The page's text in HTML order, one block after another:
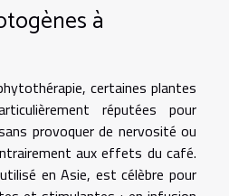
à
certaines plantes
réputées pour
provoquer de nervosité ou
aux effets du café.
en Asie, est célèbre pour